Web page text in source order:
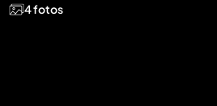
4 fotos